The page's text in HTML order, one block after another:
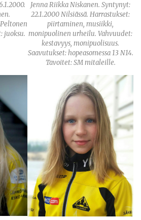
juoksu.
Jenna Riikka Niskanen. Syntynyt:
22.1.2000 Nilsiässä. Harrastukset:
piirtaminen, musiikki,
monipuolinen urheilu. Vahvuudet:
kestavyys, monipuolisuus.
Saavutukset: hopeasomessa 13 N14.
Tavoitet: SM mitaleille.